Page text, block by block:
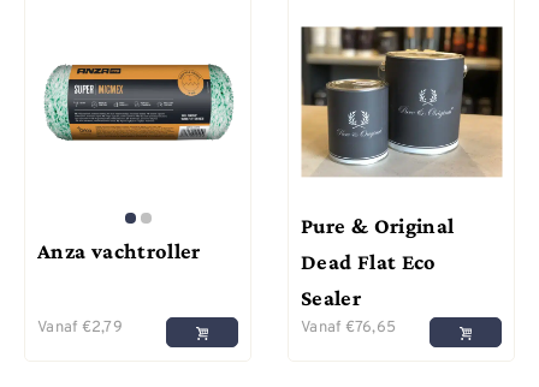
Anza vachtroller
Vanaf €2,79
Pure & Original
Dead Flat Eco
Sealer
Vanaf €76,65